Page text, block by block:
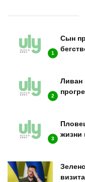
1
Сын
2
Ливан
3
жизни